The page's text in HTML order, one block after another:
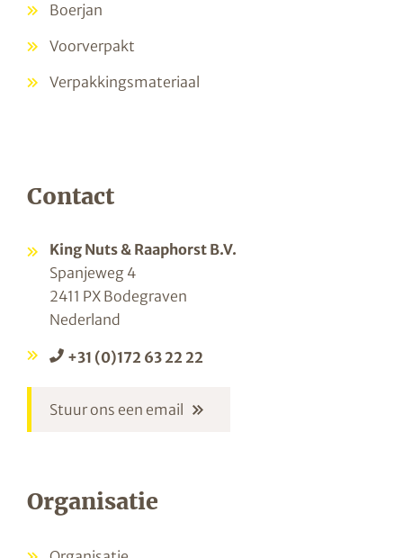
Boerjan
Voorverpakt
Verpakkingsmateriaal
Contact
King Nuts & Raaphorst B.V.
Spanjeweg 4
2411 PX Bodegraven
Nederland
+31 (0)172 63 22 22
Stuur ons een email
Organisatie